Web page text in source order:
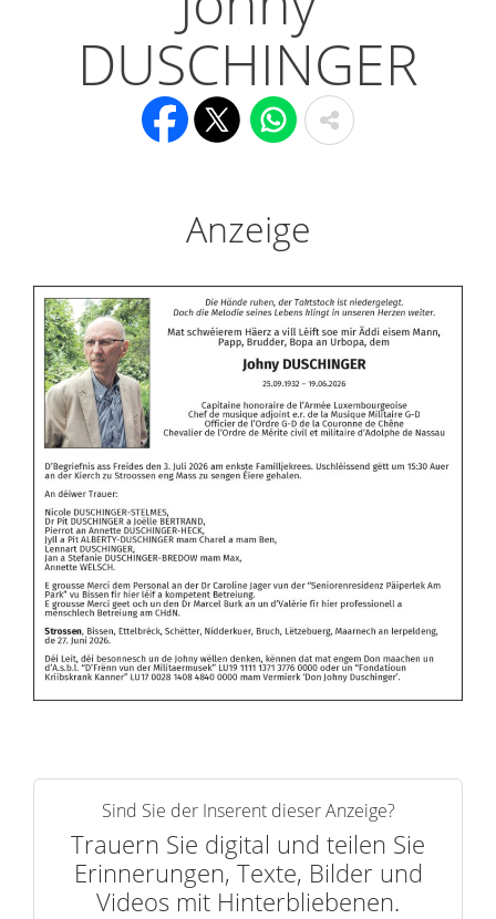
DUSCHINGER
Anzeige
Sind Sie der Inserent dieser Anzeige?
Trauern Sie digital und teilen Sie
Erinnerungen, Texte, Bilder und
Videos mit Hinterbliebenen.